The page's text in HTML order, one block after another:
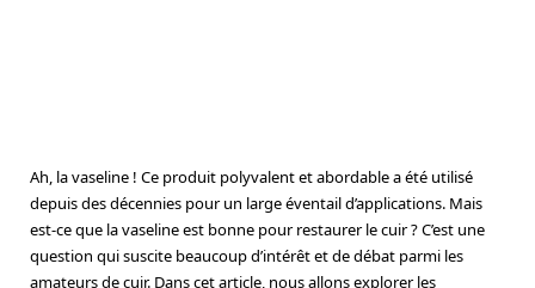
Ah, la vaseline ! Ce produit polyvalent et abordable a été utilisé
depuis des décennies pour un large éventail d’applications. Mais
est-ce que la vaseline est bonne pour restaurer le cuir ? C’est une
question qui suscite beaucoup d’intérêt et de débat parmi les
amateurs de cuir. Dans cet article, nous allons explorer les